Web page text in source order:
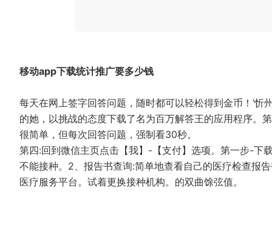
移动app下载统计推广要多少钱
每天在网上签字回答问题，随时都可以轻松得到金币！’
的她，以挑战的态度下载了名为百万解答王的应用程序。
很简单，但每次回答问题，强制看30秒。
第四:回到微信主页点击【我】-【支付】选项。第一步-下
不能接种。2、报告书查询:简单地查看自己的医疗检查报
医疗服务平台。试着更换接种机构。的双曲馀弦值。